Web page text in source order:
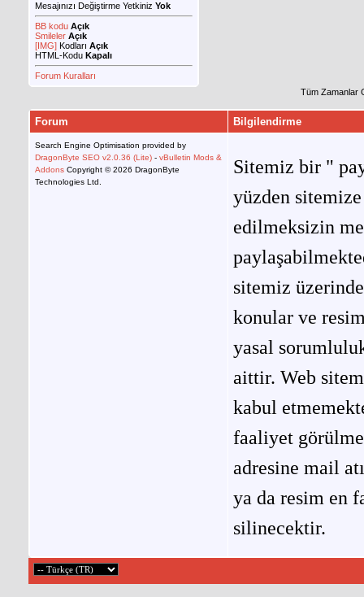
Mesajınızı Değiştirme Yetkiniz Yok
BB kodu Açık
Smileler Açık
[IMG] Kodları Açık
HTML-Kodu Kapalı
Forum Kuralları
Tüm Zamanlar
Forum Bilgilendirme
Search Engine Optimisation provided by
DragonByte SEO v2.0.36 (Lite) - vBulletin Mods &
Addons Copyright © 2026 DragonByte
Technologies Ltd.
Sitemiz bir "
yüzden
edilmeksizin
sitemiz
konular ve
yasal
aittir. Web
kabul
faaliyet
adresine mail
ya da resim en
silinecektir.